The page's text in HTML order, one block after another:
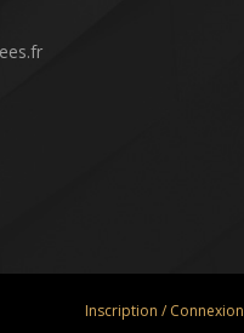
Inscription / Connexion